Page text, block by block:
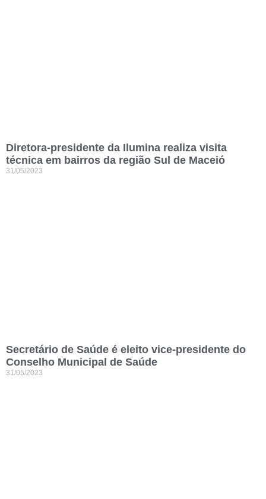
Diretora-presidente da Ilumina realiza visita
técnica em bairros da região Sul de Maceió
31/05/2023
Secretário de Saúde é eleito vice-presidente do
Conselho Municipal de Saúde
31/05/2023